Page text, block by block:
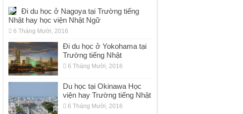
Đi du học ở Nagoya tại Trường tiếng
Nhật hay học viện Nhật Ngữ
6 Tháng Mười, 2016
Đi du học ở Yokohama tại
Trường tiếng Nhật
6 Tháng Mười, 2016
Du học tại Okinawa Học
viện hay Trường tiếng Nhật
6 Tháng Mười, 2016